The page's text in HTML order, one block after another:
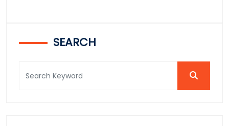
SEARCH